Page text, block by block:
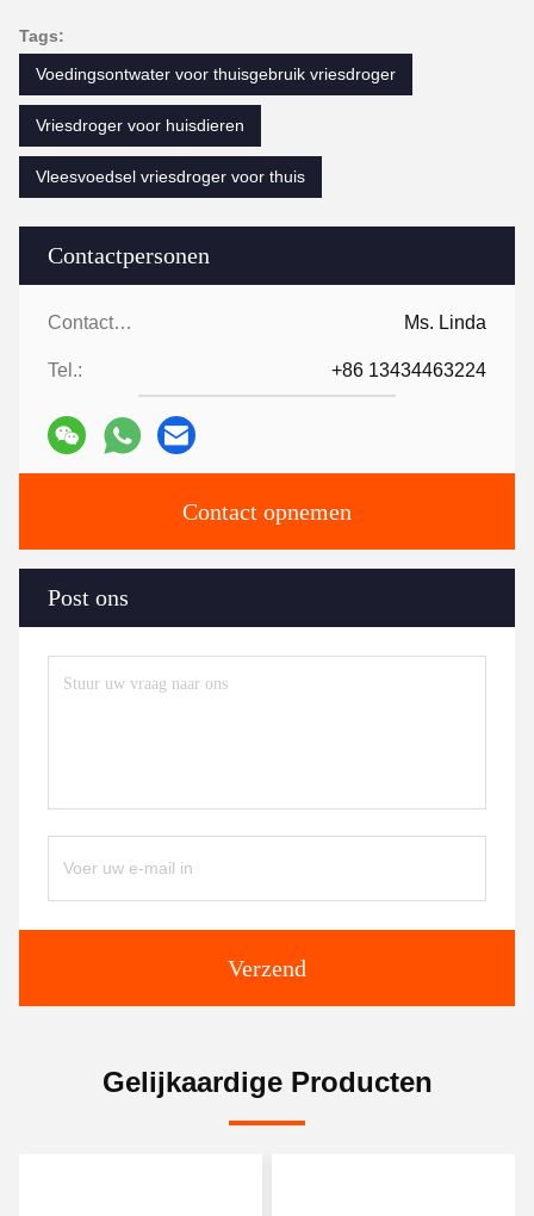
Contactpersonen
Contactpersonen: Ms. Linda
Tel.: +86 13434463224
Contact opnemen
Post ons
Verzend
Tags:
Voedingsontwater voor thuisgebruik vriesdroger
Vriesdroger voor huisdieren
Vleesvoedsel vriesdroger voor thuis
Gelijkaardige Producten